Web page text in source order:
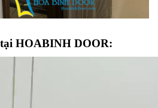
HOABINH DOOR: